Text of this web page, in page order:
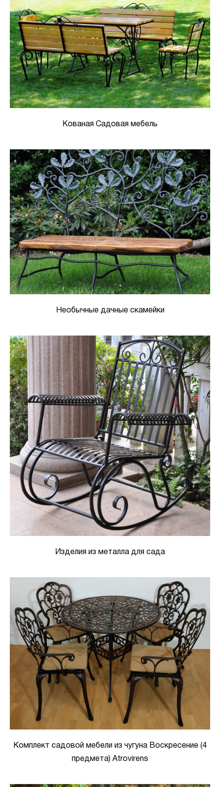
Кованая Садовая мебель
Необычные дачные скамейки
Изделия из металла для сада
Комплект садовой мебели из чугуна Воскресение (4
предмета) Atrovirens